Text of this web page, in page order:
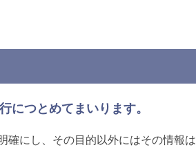
につとめてまいります。
確にし、その目的以外にはその情報は